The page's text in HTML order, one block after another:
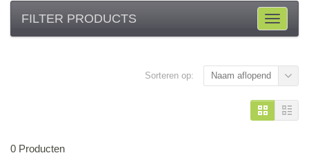
FILTER PRODUCTS
Sorteren op: Naam aflopend
0 Producten